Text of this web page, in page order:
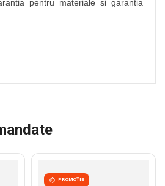
pentru materiale si garantia
PROMOȚIE